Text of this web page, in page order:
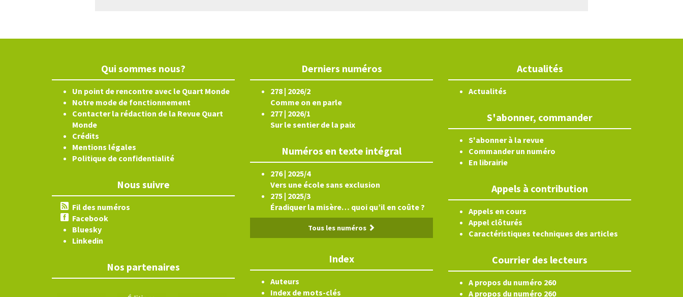
Qui sommes nous?
Un point de rencontre avec le Quart Monde
Notre mode de fonctionnement
Contacter la rédaction de la Revue Quart
Monde
Crédits
Mentions légales
Politique de confidentialité
Nous suivre
Fil des numéros
Facebook
Bluesky
Linkedin
Nos partenaires
Derniers numéros
278 | 2026/2
Comme on en parle
277 | 2026/1
Sur le sentier de la paix
Numéros en texte intégral
276 | 2025/4
Vers une école sans exclusion
275 | 2025/3
Éradiquer la misère… quoi qu’il en coûte ?
Tous les numéros
Index
Auteurs
Index de mots-clés
Actualités
Actualités
S'abonner, commander
S'abonner à la revue
Commander un numéro
En librairie
Appels à contribution
Appels en cours
Appel clôturés
Caractéristiques techniques des articles
Courrier des lecteurs
A propos du numéro 260
A propos du numéro 260